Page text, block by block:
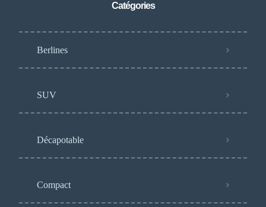
Catégories
Berlines
SUV
Décapotable
Compact